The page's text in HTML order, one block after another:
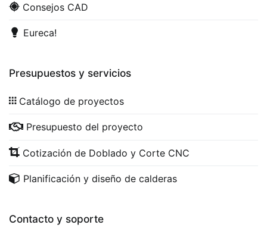
Consejos CAD
Eureca!
Presupuestos y servicios
Catálogo de proyectos
Presupuesto del proyecto
Cotización de Doblado y Corte CNC
Planificación y diseño de calderas
Contacto y soporte